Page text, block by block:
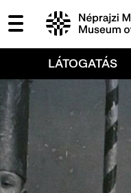
LÁTOGATÁS